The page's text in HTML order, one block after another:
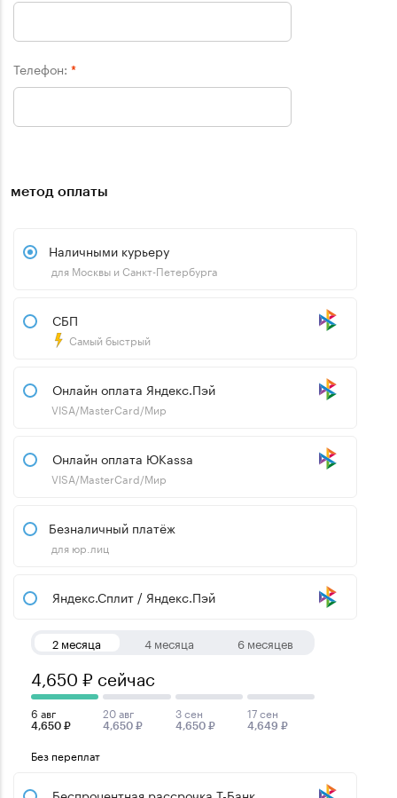
Телефон: *
метод оплаты
Наличными курьеру
для Москвы и Санкт-Петербурга
СБП
Самый быстрый
Онлайн оплата Яндекс.Пэй
VISA/MasterCard/Мир
Онлайн оплата ЮKassa
VISA/MasterCard/Мир
Безналичный платёж
для юр.лиц
Яндекс.Сплит / Яндекс.Пэй
2 месяца 4 месяца 6 месяцев
4,650 ₽ сейчас
6 авг
4,650 ₽
20 авг
4,650 ₽
3 сен
4,650 ₽
17 сен
4,649 ₽
Без переплат